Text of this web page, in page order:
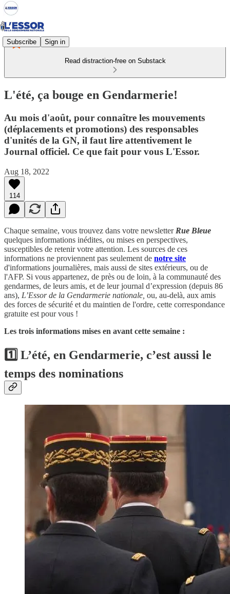
Subscribe Sign in
Read distraction-free on Substack
L'été, ça bouge en Gendarmerie!
Au mois d'août, pour connaître les mouvements
(déplacements et promotions) des responsables
d'unités de la GN, il faut lire attentivement le
Journal officiel. Ce que fait pour vous L'Essor.
Aug 18, 2022
114
Chaque semaine, vous trouvez dans votre newsletter Rue Bleue
quelques informations inédites, ou mises en perspectives,
susceptibles de retenir votre attention. Les sources de ces
informations ne proviennent pas seulement de notre site
d'informations journalières, mais aussi de sites extérieurs, ou de
l'AFP. Si vous appartenez, de près ou de loin, à la communauté des
gendarmes, de leurs amis, et de leur journal d’expression (depuis 86
ans), L’Essor de la Gendarmerie nationale, ou, au-delà, aux amis
des forces de sécurité et du maintien de l'ordre, cette correspondance
gratuite est pour vous !
Les trois informations mises en avant cette semaine :
1️⃣ L’été, en Gendarmerie, c’est aussi le
temps des nominations